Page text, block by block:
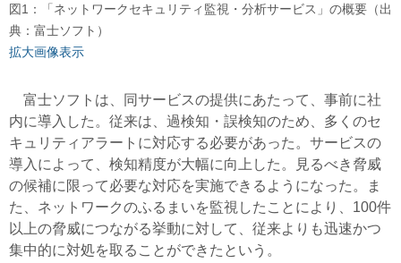
図1：「ネットワークセキュリティ監視・分析サービス」の概要（出
典：富士ソフト）
拡大画像表示
富士ソフトは、同サービスの提供にあたって、事前に社
内に導入した。従来は、過検知・誤検知のため、多くのセ
キュリティアラートに対応する必要があった。サービスの
導入によって、検知精度が大幅に向上した。見るべき脅威
の候補に限って必要な対応を実施できるようになった。ま
た、ネットワークのふるまいを監視したことにより、100件
以上の脅威につながる挙動に対して、従来よりも迅速かつ
集中的に対処を取ることができたという。